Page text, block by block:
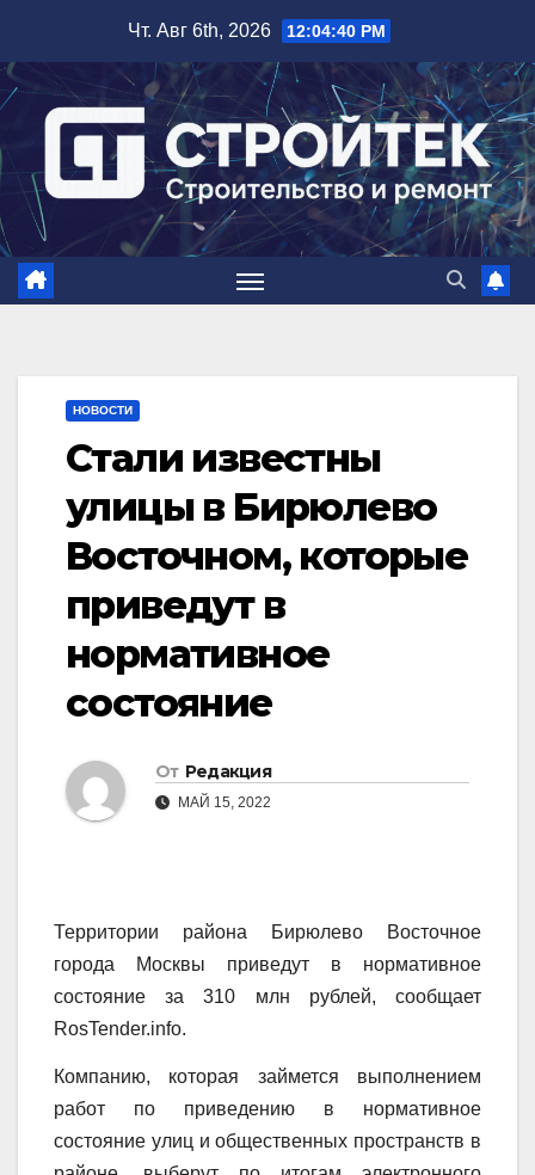
содержимому
Чт. Авг 6th, 2026 12:04:41 PM
НОВОСТИ
Стали известны
улицы в Бирюлево
Восточном, которые
приведут в
нормативное
состояние
От Редакция
МАЙ 15, 2022
Территории района Бирюлево Восточное
города Москвы приведут в нормативное
состояние за 310 млн рублей, сообщает
RosTender.info.
Компанию, которая займется выполнением
работ по приведению в нормативное
состояние улиц и общественных пространств в